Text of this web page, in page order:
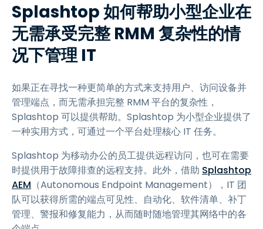
Splashtop 如何帮助小型企业在
无需承受完整 RMM 复杂性的情
况下管理 IT
如果正在寻找一种更简单的方式来支持用户、访问设备并
管理端点，而无需承担完整 RMM 平台的复杂性，
Splashtop 可以提供帮助。Splashtop 为小型企业提供了
一种实用方式，可通过一个平台处理核心 IT 任务。
Splashtop 为移动办公的员工提供远程访问，也可在需要
时提供用于故障排查的远程支持。此外，借助 Splashtop
AEM （Autonomous Endpoint Management），IT 团
队可以获得所需的端点可见性、自动化、软件清单、补丁
管理、警报和修复能力，从而随时随地管理其网络中的各